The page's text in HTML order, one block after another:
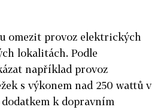
omezit provoz elektrických
lokalitách. Podle
například provoz
s výkonem nad 250 wattů v
k dopravním